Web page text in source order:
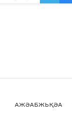
АЖӘАБЖЬҚӘА